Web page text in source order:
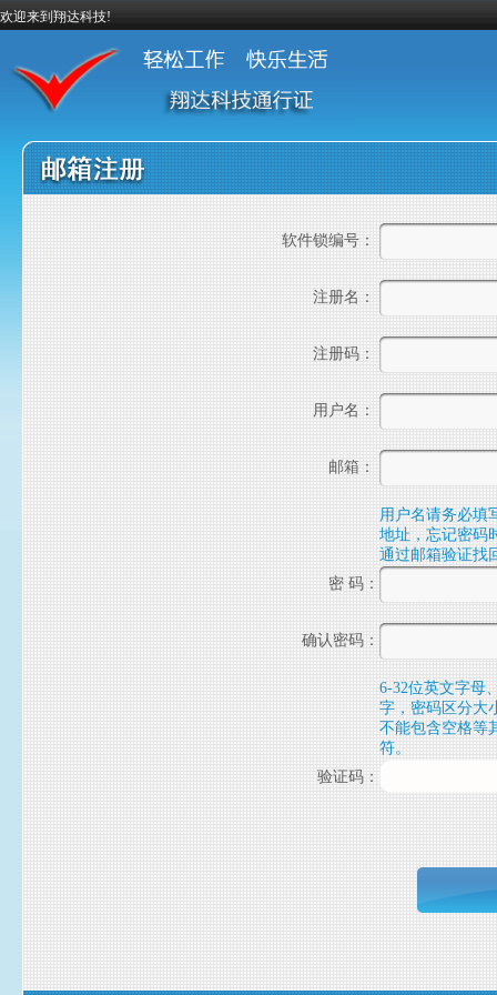
软件锁编号：
注册名 ：
注册码：
用户名 ：
邮箱：
用户名请务必填
地址，忘记密码
通过邮箱验证找
密 码：
确认密码：
6-32位英文字母
字，密码区分大
不能包含空格等
符。
验证码：
欢迎来到翔达科技!